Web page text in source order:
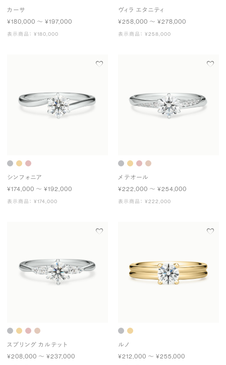
カーサ
¥180,000 〜 ¥197,000
表示商品： ¥180,000
ヴィラ エタニティ
¥258,000 〜 ¥278,000
表示商品： ¥258,000
シンフォニア
¥174,000 〜 ¥192,000
表示商品： ¥174,000
メテオール
¥222,000 〜 ¥254,000
表示商品： ¥222,000
スプリング カルテット
¥208,000 〜 ¥237,000
ルノ
¥212,000 〜 ¥255,000